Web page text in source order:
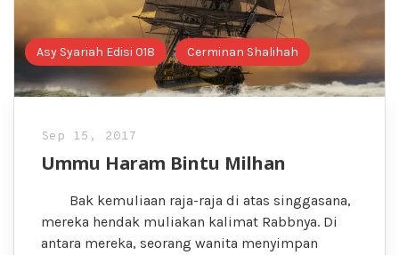
Asy Syariah Edisi 018 Cerminan Shalihah
Sep 15, 2017
Ummu Haram Bintu Milhan
Bak kemuliaan raja-raja di atas singgasana,
mereka hendak muliakan kalimat Rabbnya. Di
antara mereka, seorang wanita menyimpan